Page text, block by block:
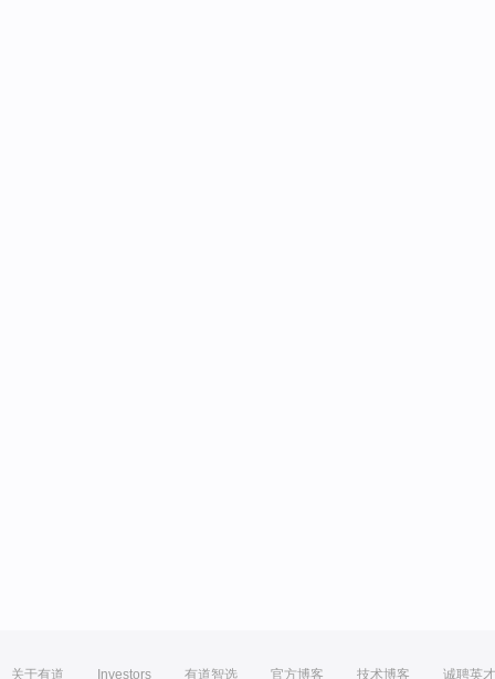
关于有道 Investors 有道智选 官方博客 技术博客 诚聘英才